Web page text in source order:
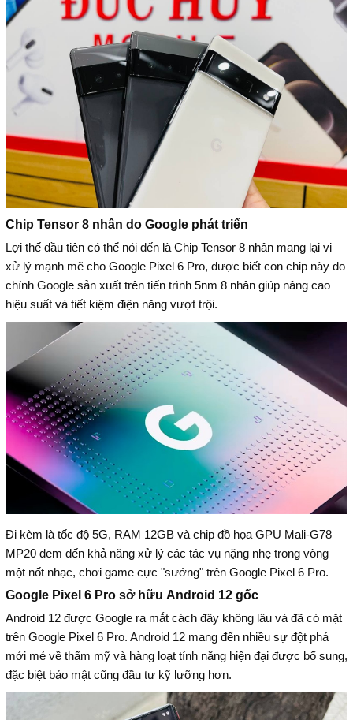
Chip Tensor 8 nhân do Google phát triển
Lợi thế đầu tiên có thể nói đến là Chip Tensor 8 nhân mang lại vi
xử lý mạnh mẽ cho Google Pixel 6 Pro, được biết con chip này do
chính Google sản xuất trên tiến trình 5nm 8 nhân giúp nâng cao
hiệu suất và tiết kiệm điện năng vượt trội.
Đi kèm là tốc độ 5G, RAM 12GB và chip đồ họa GPU Mali-G78
MP20 đem đến khả năng xử lý các tác vụ nặng nhẹ trong vòng
một nốt nhạc, chơi game cực "sướng" trên Google Pixel 6 Pro.
Google Pixel 6 Pro sở hữu Android 12 gốc
Android 12 được Google ra mắt cách đây không lâu và đã có mặt
trên Google Pixel 6 Pro. Android 12 mang đến nhiều sự đột phá
mới mẻ về thẩm mỹ và hàng loạt tính năng hiện đại được bổ sung,
đặc biệt bảo mật cũng đầu tư kỹ lưỡng hơn.